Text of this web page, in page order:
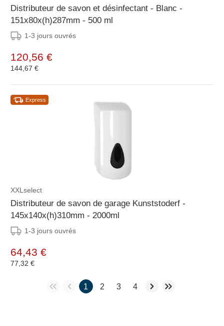
Distributeur de savon et désinfectant - Blanc -
151x80x(h)287mm - 500 ml
1-3 jours ouvrés
120,56 €
144,67 €
Express
XXLselect
Distributeur de savon de garage Kunststoderf -
145x140x(h)310mm - 2000ml
1-3 jours ouvrés
64,43 €
77,32 €
1 2 3 4